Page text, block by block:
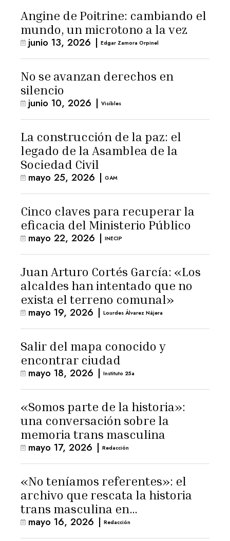
Angine de Poitrine: cambiando el
mundo, un microtono a la vez
junio 13, 2026 | Edgar Zamora Orpinel
No se avanzan derechos en
silencio
junio 10, 2026 | Visibles
La construcción de la paz: el
legado de la Asamblea de la
Sociedad Civil
mayo 25, 2026 | GAM
Cinco claves para recuperar la
eficacia del Ministerio Público
mayo 22, 2026 | INECIP
Juan Arturo Cortés García: «Los
alcaldes han intentado que no
exista el terreno comunal»
mayo 19, 2026 | Lourdes Álvarez Nájera
Salir del mapa conocido y
encontrar ciudad
mayo 18, 2026 | Instituto 25a
«Somos parte de la historia»:
una conversación sobre la
memoria trans masculina
mayo 17, 2026 | Redacción
«No teníamos referentes»: el
archivo que rescata la historia
trans masculina en
Latinoamérica
mayo 16, 2026 | Redacción